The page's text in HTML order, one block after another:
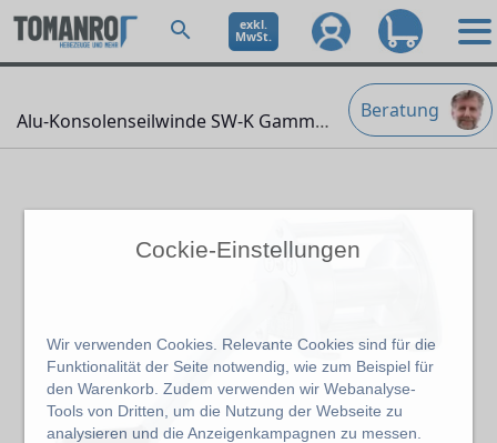
Cockie-Einstellungen
Wir verwenden Cookies. Relevante Cookies sind für die
Funktionalität der Seite notwendig, wie zum Beispiel für
den Warenkorb. Zudem verwenden wir Webanalyse-
Tools von Dritten, um die Nutzung der Webseite zu
analysieren und die Anzeigenkampagnen zu messen.
exkl.
MwSt.
Beratung
Alu-Konsolenseilwinde SW-K Gamma" />